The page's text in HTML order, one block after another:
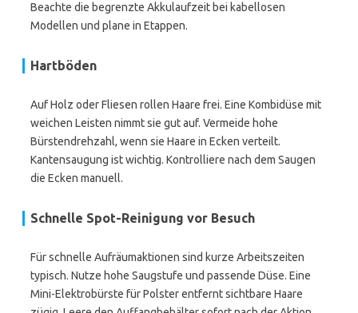
Beachte die begrenzte Akkulaufzeit bei kabellosen
Modellen und plane in Etappen.
Hartböden
Auf Holz oder Fliesen rollen Haare frei. Eine Kombidüse mit
weichen Leisten nimmt sie gut auf. Vermeide hohe
Bürstendrehzahl, wenn sie Haare in Ecken verteilt.
Kantensaugung ist wichtig. Kontrolliere nach dem Saugen
die Ecken manuell.
Schnelle Spot-Reinigung vor Besuch
Für schnelle Aufräumaktionen sind kurze Arbeitszeiten
typisch. Nutze hohe Saugstufe und passende Düse. Eine
Mini-Elektrobürste für Polster entfernt sichtbare Haare